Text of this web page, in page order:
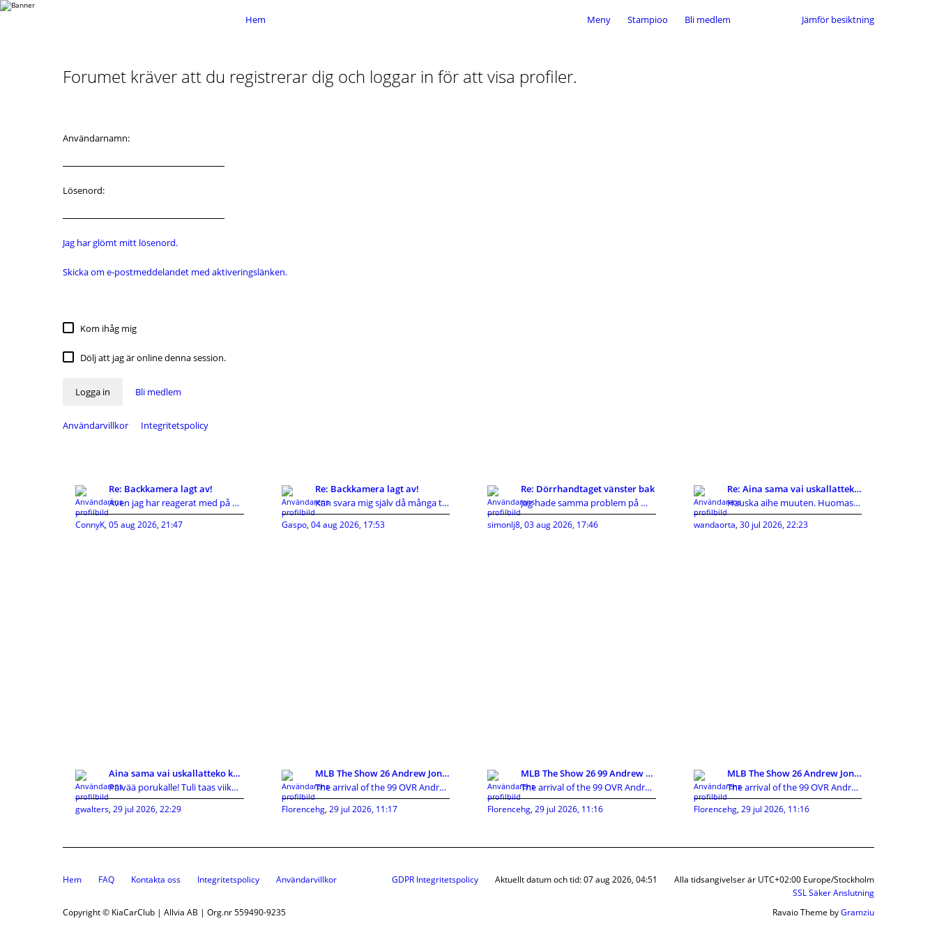
Meny Stampioo Bli medlem Jämför besiktning
Hem
Forumet kräver att du registrerar dig och loggar in för att visa profiler.
Användarnamn:
Lösenord:
Jag har glömt mitt lösenord.
Skicka om e-postmeddelandet med aktiveringslänken.
Kom ihåg mig
Dölj att jag är online denna session.
Logga in Bli medlem
Användarvillkor Integritetspolicy
Re: Backkamera lagt av!
Även jag har reagerat med på KIA's hutlösa reservd
ConnyK, 05 aug 2026, 21:47
Re: Backkamera lagt av!
Kan svara mig själv då många tyvärr inte gör det d
Gaspo, 04 aug 2026, 17:53
Re: Dörrhandtaget vänster bak
Jag hade samma problem på min ceed 2010, vajern in
simonlj8, 03 aug 2026, 17:46
Re: Aina sama vai uskallatteko kokeilla uutta?
Hauska aihe muuten. Huomasin itse joskus tekeväni
wandaorta, 30 jul 2026, 22:23
Aina sama vai uskallatteko kokeilla uutta?
Päivää porukalle! Tuli taas viikonloppuna vastaan
gwalters, 29 jul 2026, 22:29
MLB The Show 26 Andrew Jones 99 OVR Card Guide:Att
The arrival of the 99 OVR Andrew Jones card has cr
Florencehg, 29 jul 2026, 11:17
MLB The Show 26 99 Andrew Jones Breakdown:The Ulti
The arrival of the 99 OVR Andrew Jones card has cr
Florencehg, 29 jul 2026, 11:16
MLB The Show 26 Andrew Jones Review:Can He Replace
The arrival of the 99 OVR Andrew Jones card has cr
Florencehg, 29 jul 2026, 11:16
Hem FAQ Kontakta oss Integritetspolicy Användarvillkor Alla tidsangivelser är UTC+02:00 Europe/Stockholm
Aktuellt datum och tid: 07 aug 2026, 04:51
GDPR Integritetspolicy
SSL Säker Anslutning
Copyright © KiaCarClub | Allvia AB | Org.nr 559490-9235
Ravaio Theme byGramziu